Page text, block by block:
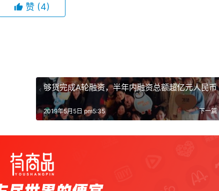
赞 (4)
够货完成A轮融资，半年内融资总额超亿元人民币
下一篇
2019年5月5日 pm5:35